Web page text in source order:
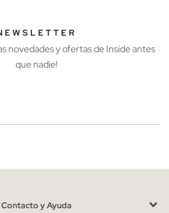
novedades y ofertas de Inside antes
que nadie!
política de privacidad
Contacto y Ayuda